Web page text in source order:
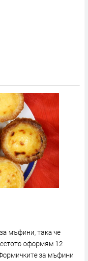
мъфини, така че
оформям 12
за мъфини